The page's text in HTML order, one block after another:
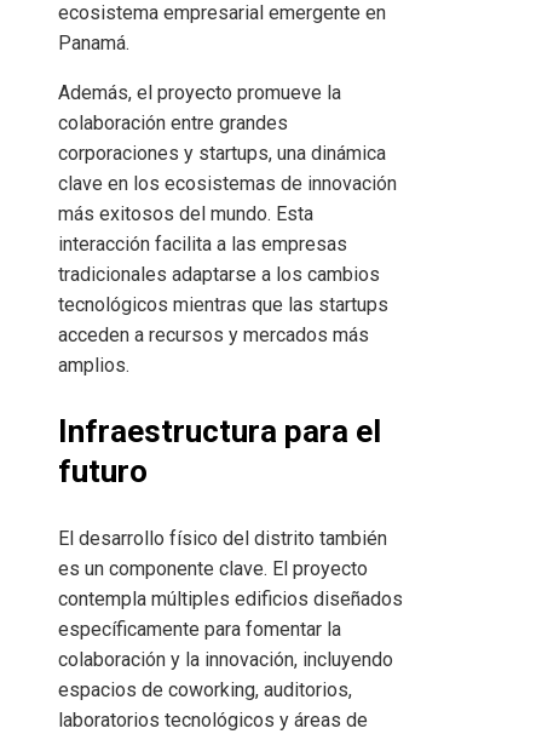
ecosistema empresarial emergente en
Panamá.
Además, el proyecto promueve la
colaboración entre grandes
corporaciones y startups, una dinámica
clave en los ecosistemas de innovación
más exitosos del mundo. Esta
interacción facilita a las empresas
tradicionales adaptarse a los cambios
tecnológicos mientras que las startups
acceden a recursos y mercados más
amplios.
Infraestructura para el
futuro
El desarrollo físico del distrito también
es un componente clave. El proyecto
contempla múltiples edificios diseñados
específicamente para fomentar la
colaboración y la innovación, incluyendo
espacios de coworking, auditorios,
laboratorios tecnológicos y áreas de